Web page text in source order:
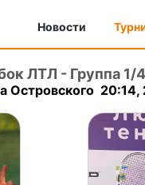
Новости
ЛТЛ - Группа 1/
Островского